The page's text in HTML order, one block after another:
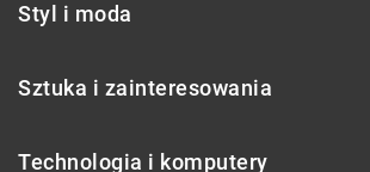
Styl i moda
Sztuka i zainteresowania
Technologia i komputery